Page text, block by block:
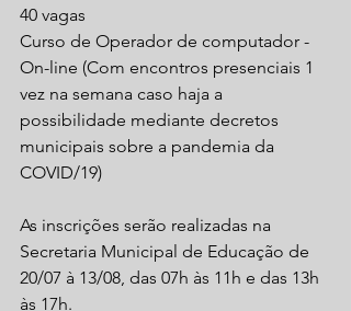
40 vagas
Curso de Operador de computador -
On-line (Com encontros presenciais 1
vez na semana caso haja a
possibilidade mediante decretos
municipais sobre a pandemia da
COVID/19)
As inscrições serão realizadas na
Secretaria Municipal de Educação de
20/07 à 13/08, das 07h às 11h e das 13h
às 17h.